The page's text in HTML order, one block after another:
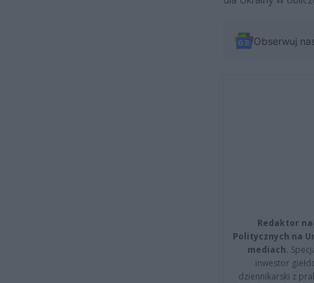
Obserwuj
Redaktor
Politycznych na
mediach.
inwestor
dziennikarski z